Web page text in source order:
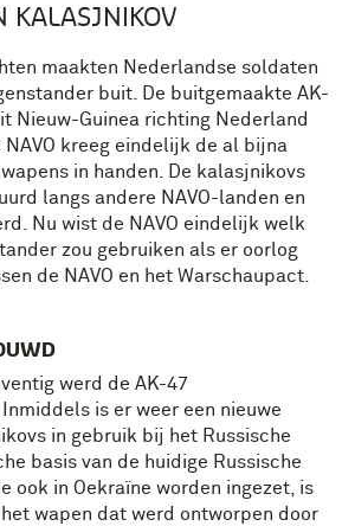
KALASJNIKOV
maakten Nederlandse soldaten
buit. De buitgemaakte AK-
Nieuw-Guinea richting Nederland
kreeg eindelijk de al bijna
in handen. De kalasjnikovs
langs andere NAVO-landen en
Nu wist de NAVO eindelijk welk
zou gebruiken als er oorlog
de NAVO en het Warschaupact.
werd de AK-47
is er weer een nieuwe
in gebruik bij het Russische
basis van de huidige Russische
ook in Oekraïne worden ingezet, is
wapen dat werd ontworpen door